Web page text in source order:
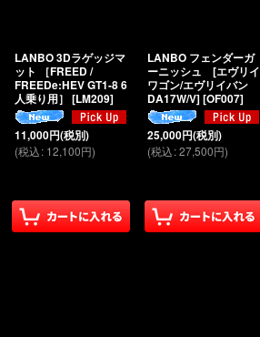
LANBO 3Dラゲッジマ
ット ［FREED /
FREEDe:HEV GT1-8 6
人乗り用］ [LM209]
11,000円(税別)
(税込: 12,100円)
LANBO フェンダーガ
ーニッシュ [エヴリイ
ワゴン/エヴリイバン
DA17W/V] [OF007]
25,000円(税別)
(税込:27,500円)